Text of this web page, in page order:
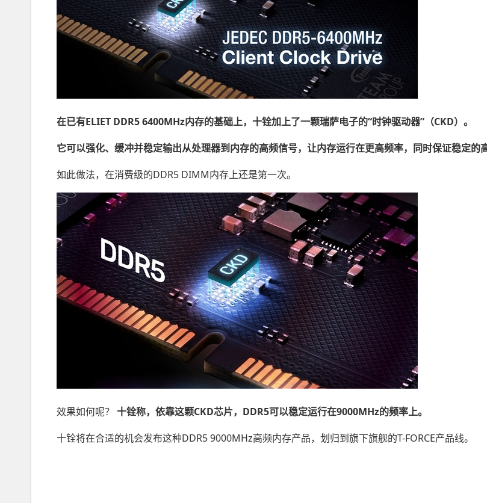
在已有ELIET DDR5 6400MHz内存的基础上，十铨加上了一颗瑞萨电子的“时钟驱动器”（CKD）。
它可以强化、缓冲并稳定输出从处理器到内存的高频信号，让内存运行在更高频率，同时保证稳定的
如此做法，在消费级的DDR5 DIMM内存上还是第一次。
效果如何呢？ 十铨称，依靠这颗CKD芯片，DDR5可以稳定运行在9000MHz的频率上。
十铨将在合适的机会发布这种DDR5 9000MHz高频内存产品，划归到旗下旗舰的T-FORCE产品线。